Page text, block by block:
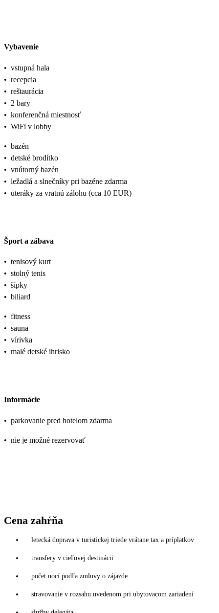
Vybavenie
• vstupná hala
• recepcia
• reštaurácia
• 2 bary
• konferenčná miestnosť
• WiFi v lobby
• bazén
• detské brodítko
• vnútorný bazén
• ležadlá a slnečníky pri bazéne zdarma
• uteráky za vratnú zálohu (cca 10 EUR)
Šport a zábava
• tenisový kurt
• stolný tenis
• šípky
• biliard
• fitness
• sauna
• vírivka
• malé detské ihrisko
Informácie
• parkovanie pred hotelom zdarma
• nie je možné rezervovať
Cena zahŕňa
letecká doprava v turistickej triede vrátane tax a príplatkov
transfery v cieľovej destinácii
počet nocí podľa zmluvy o zájazde
stravovanie v rozsahu uvedenom pri ubytovacom zariadení